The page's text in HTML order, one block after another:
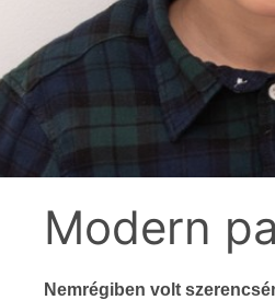
Modern
Nemrégiben volt